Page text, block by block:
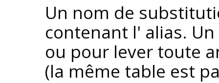
Un nom de
contenant l' alias.
ou pour lever toute
(la même table est